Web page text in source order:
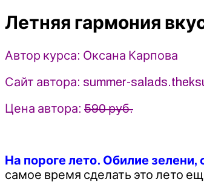
свежих
гарниров
для
мяса,
и
Карпова
(2025)
Летняя гармония
Автор курса: Оксана Карпова
Сайт автора: summer-
Цена автора: 590 руб.
На пороге лето. Обилие
самое время сделать это лето